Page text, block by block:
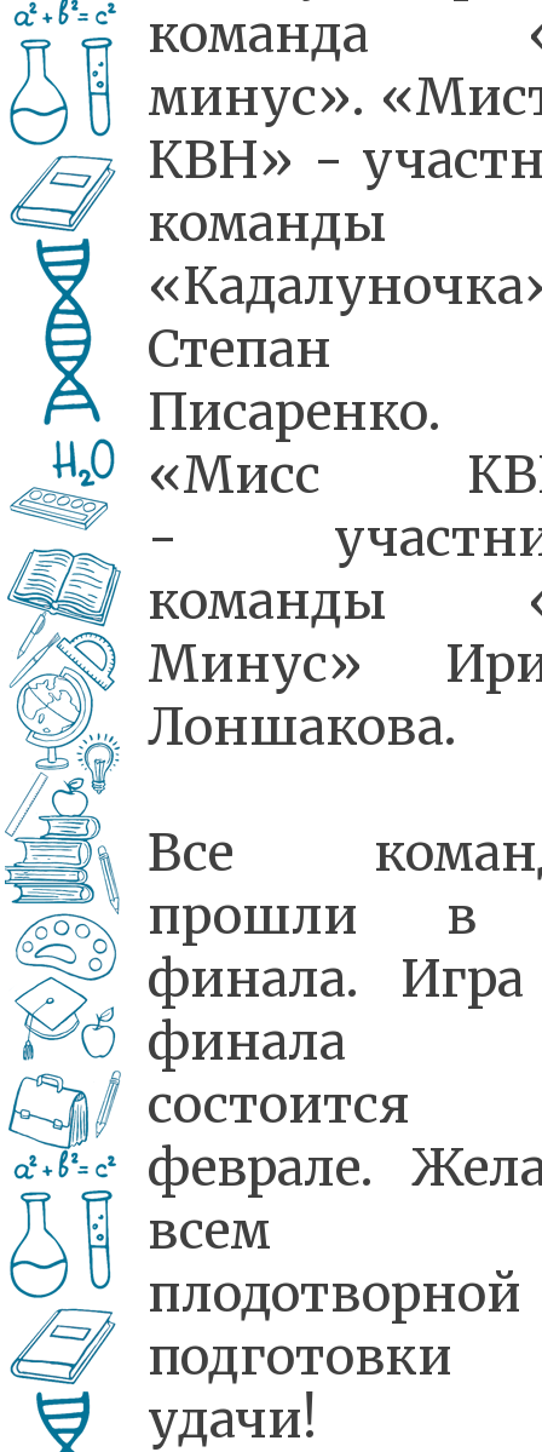
команда
минус».
КВН» -
команды
Степан
Писаренко.
«Мисс
-
команды
Минус»
Лоншакова.
Все
прошли
финала.
финала
феврале.
всем
плодотворной
удачи!